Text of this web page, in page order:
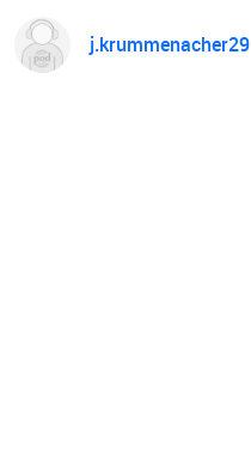
j.krummenacher29